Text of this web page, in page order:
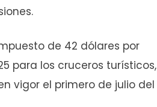
de 42 dólares por
para los cruceros turísticos,
vigor el primero de julio del